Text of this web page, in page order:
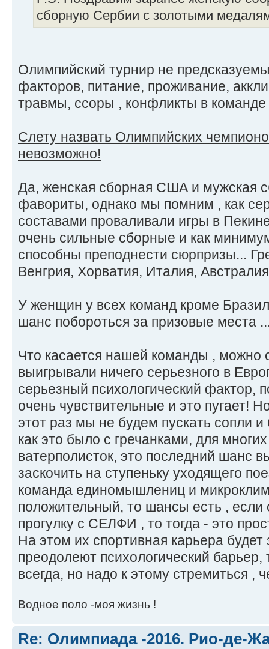
сборную Сербии с золотыми
Олимпийский турнир не
факторов, питание, проживание,
травмы, ссоры , конфликты в команде
Слету назвать Олимпийских
невозможно!
Да, женская сборная США и мужская
фавориты, однако мы помним , как
составами проваливали игры в
очень сильные сборные и как
способны преподнести сюрпризы...
Венгрия, Хорватия, Италия,
У женщин у всех команд кроме
шанс побороться за призовые места
Что касается нашей команды , можно
выигрывали ничего серьезного в
серьезный психологический
очень чувствительные и это пугает!
этот раз мы не будем пускать сопли
как это было с гречанками, для
ватерполисток, это последний шанс
заскочить на ступеньку уходящего
команда единомышлениц и
положительный, то шансы есть ,
прогулку с СЕЛФИ , то тогда - это
На этом их спортивная карьера
преодолеют психологический
всегда, но надо к этому стремиться
Водное поло -моя жизнь !
Re: Олимпиада -2016. Рио-де-